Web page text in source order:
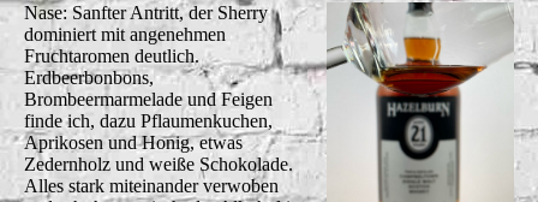
Nase: Sanfter Antritt, der Sherry
dominiert mit angenehmen
Fruchtaromen deutlich.
Erdbeerbonbons,
Brombeermarmelade und Feigen
finde ich, dazu Pflaumenkuchen,
Aprikosen und Honig, etwas
Zedernholz und weiße Schokolade.
Alles stark miteinander verwoben